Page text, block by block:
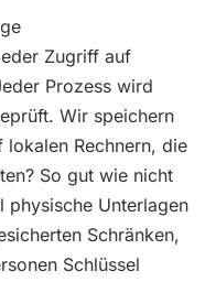
Zugriff auf
Prozess wird
Wir speichern
lokalen Rechnern, die
So gut wie nicht
physische Unterlagen
Schränken,
Schlüssel